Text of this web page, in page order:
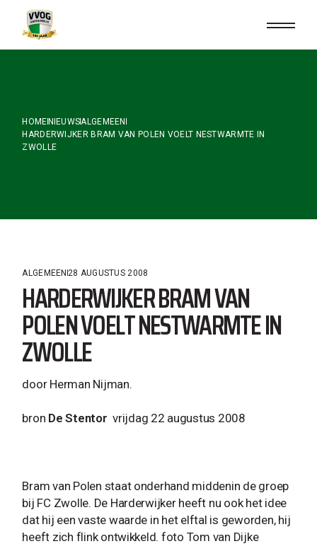
content
HOME NIEUWSALGEMEEN
HARDERWIJKER BRAM VAN POLEN VOELT NESTWARMTE IN
ZWOLLE
ALGEMEEN 28 AUGUSTUS 2008
HARDERWIJKER BRAM VAN
POLEN VOELT NESTWARMTE IN
ZWOLLE
door Herman Nijman.
bron De Stentor vrijdag 22 augustus 2008
Bram van Polen staat onderhand middenin de groep
bij FC Zwolle. De Harderwijker heeft nu ook het idee
dat hij een vaste waarde in het elftal is geworden, hij
heeft zich flink ontwikkeld. foto Tom van Dijke